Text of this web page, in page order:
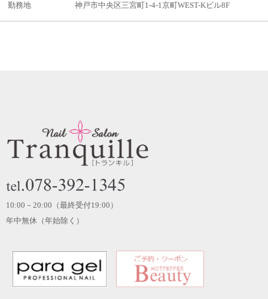
勤務地 神戸市中央区三宮町1-4-1京町WEST-Kビル8F
10:00－20:00（最終受付19:00）
年中無休（年始除く）